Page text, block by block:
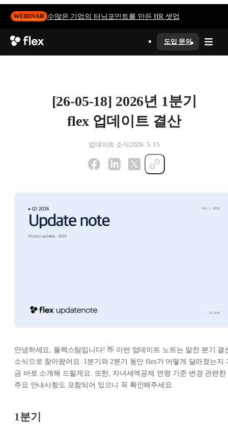
WEBINAR 수많은 기업의 터닝포인트를 만든 HR 셋업
도입 문의
[26-05-18] 2026년 1분기
flex 업데이트 결산
업데이트 소식 2026. 5. 15
안녕하세요, 플렉스팀입니다! 👋 이번 업데이트 노트는 알찬 분기 결
소식으로 찾아왔어요. 1분기와 2분기 동안 flex가 어떻게 달라졌는지
금 바로 소개해 드릴게요. 또한, 자녀세액공제 연령 기준 변경 관련한
주요 안내사항도 포함되어 있으니 꼭 확인해주세요.
1분기